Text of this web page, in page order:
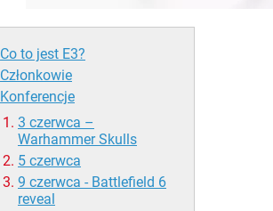
Co to jest E3?
Członkowie
Konferencje
3 czerwca –
Warhammer Skulls
5 czerwca
9 czerwca - Battlefield 6
reveal